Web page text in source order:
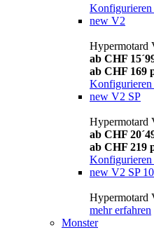
Konfigurieren
new V2
Hypermotard
ab CHF
ab CHF 169
Konfigurieren
new V2 SP
Hypermotard
ab CHF
ab CHF 219
Konfigurieren
new V2 SP
Hypermotard
mehr erfahren
Monster